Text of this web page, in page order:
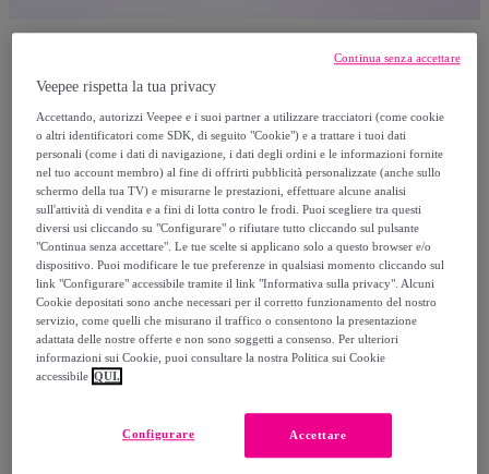
Attualmente non è disponibile alcun
prodotto.
Registrati e accedi a tutti i prodotti visibili ai nostri
membri.
Accedi
Veepee rispetta la tua privacy
Accettando, autorizzi Veepee e i suoi partner a utilizzare tracciatori (come cookie
o altri identificatori come SDK, di seguito "Cookie") e a trattare i tuoi dati
personali (come i dati di navigazione, i dati degli ordini e le informazioni fornite
nel tuo account membro) al fine di offrirti pubblicità personalizzate (anche sullo
schermo della tua TV) e misurarne le prestazioni, effettuare alcune analisi
sull'attività di vendita e a fini di lotta contro le frodi. Puoi scegliere tra questi
diversi usi cliccando su "Configurare" o rifiutare tutto cliccando sul pulsante
"Continua senza accettare". Le tue scelte si applicano solo a questo browser e/o
dispositivo. Puoi modificare le tue preferenze in qualsiasi momento cliccando sul
link "Configurare" accessibile tramite il link "Informativa sulla privacy". Alcuni
Cookie depositati sono anche necessari per il corretto funzionamento del nostro
servizio, come quelli che misurano il traffico o consentono la presentazione
adattata delle nostre offerte e non sono soggetti a consenso. Per ulteriori
informazioni sui Cookie, puoi consultare la nostra Politica sui Cookie
accessibile QUI.
Accettare
Configurare
Continua senza accettare